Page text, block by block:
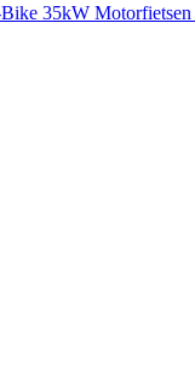
35kW Motorfietsen